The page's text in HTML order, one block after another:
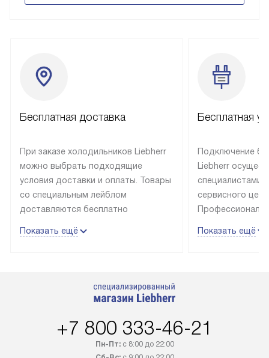
Бесплатная доставка
При заказе холодильников Liebherr
можно выбрать подходящие
условия доставки и оплаты. Товары
со специальным лейблом
доставляются бесплатно
до подъезда, выезд за МКАД
в течение трех дней. Доставка
регионы осуществляется через
100% предоплаты наша компания
Показать ещё
Бесплатная
Подключение
Liebherr
специалистами
сервисного
эксплуатации
Стоимость
Показать ещё
+7 800 333-46-21
Пн-Пт:с 8:00 до 22:00